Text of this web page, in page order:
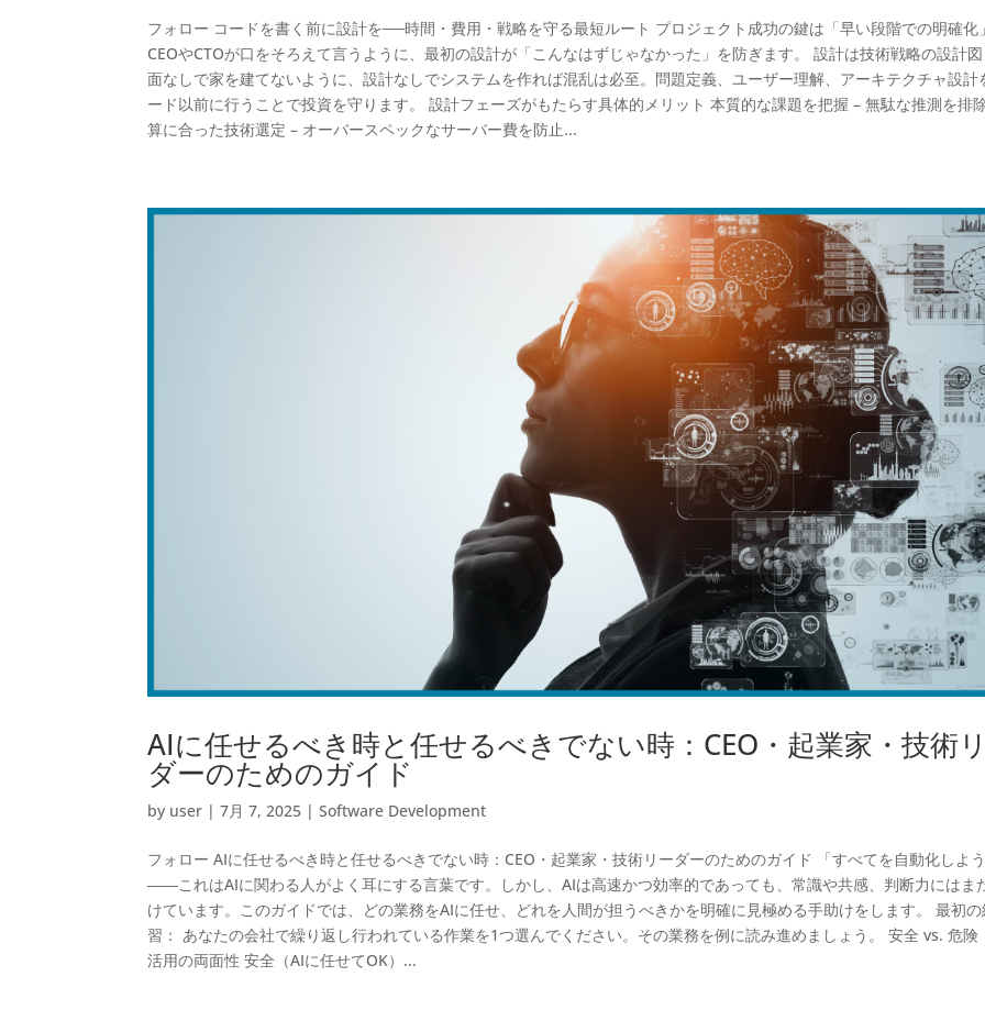
フォロー コードを書く前に設計を──時間・費用・戦略を守る最短ルート プロジェクト成功の鍵は「早い段階での明確化
CEOやCTOが口をそろえて言うように、最初の設計が「こんなはずじゃなかった」を防ぎます。 設計は技術戦略の設計
面なしで家を建てないように、設計なしでシステムを作れば混乱は必至。問題定義、ユーザー理解、アーキテクチャ設計
ード以前に行うことで投資を守ります。 設計フェーズがもたらす具体的メリット 本質的な課題を把握 – 無駄な推測を排
算に合った技術選定 – オーバースペックなサーバー費を防止...
AIに任せるべき時と任せるべきでない時：CEO・起業家・技術
ダーのためのガイド
by user |7月 7, 2025 |Software Development
フォロー AIに任せるべき時と任せるべきでない時：CEO・起業家・技術リーダーのためのガイド 「すべてを自動化しよ
――これはAIに関わる人がよく耳にする言葉です。しかし、AIは高速かつ効率的であっても、常識や共感、判断力にはま
けています。このガイドでは、どの業務をAIに任せ、どれを人間が担うべきかを明確に見極める手助けをします。 最初
習： あなたの会社で繰り返し行われている作業を1つ選んでください。その業務を例に読み進めましょう。 安全 vs. 危険
活用の両面性 安全（AIに任せてOK）...